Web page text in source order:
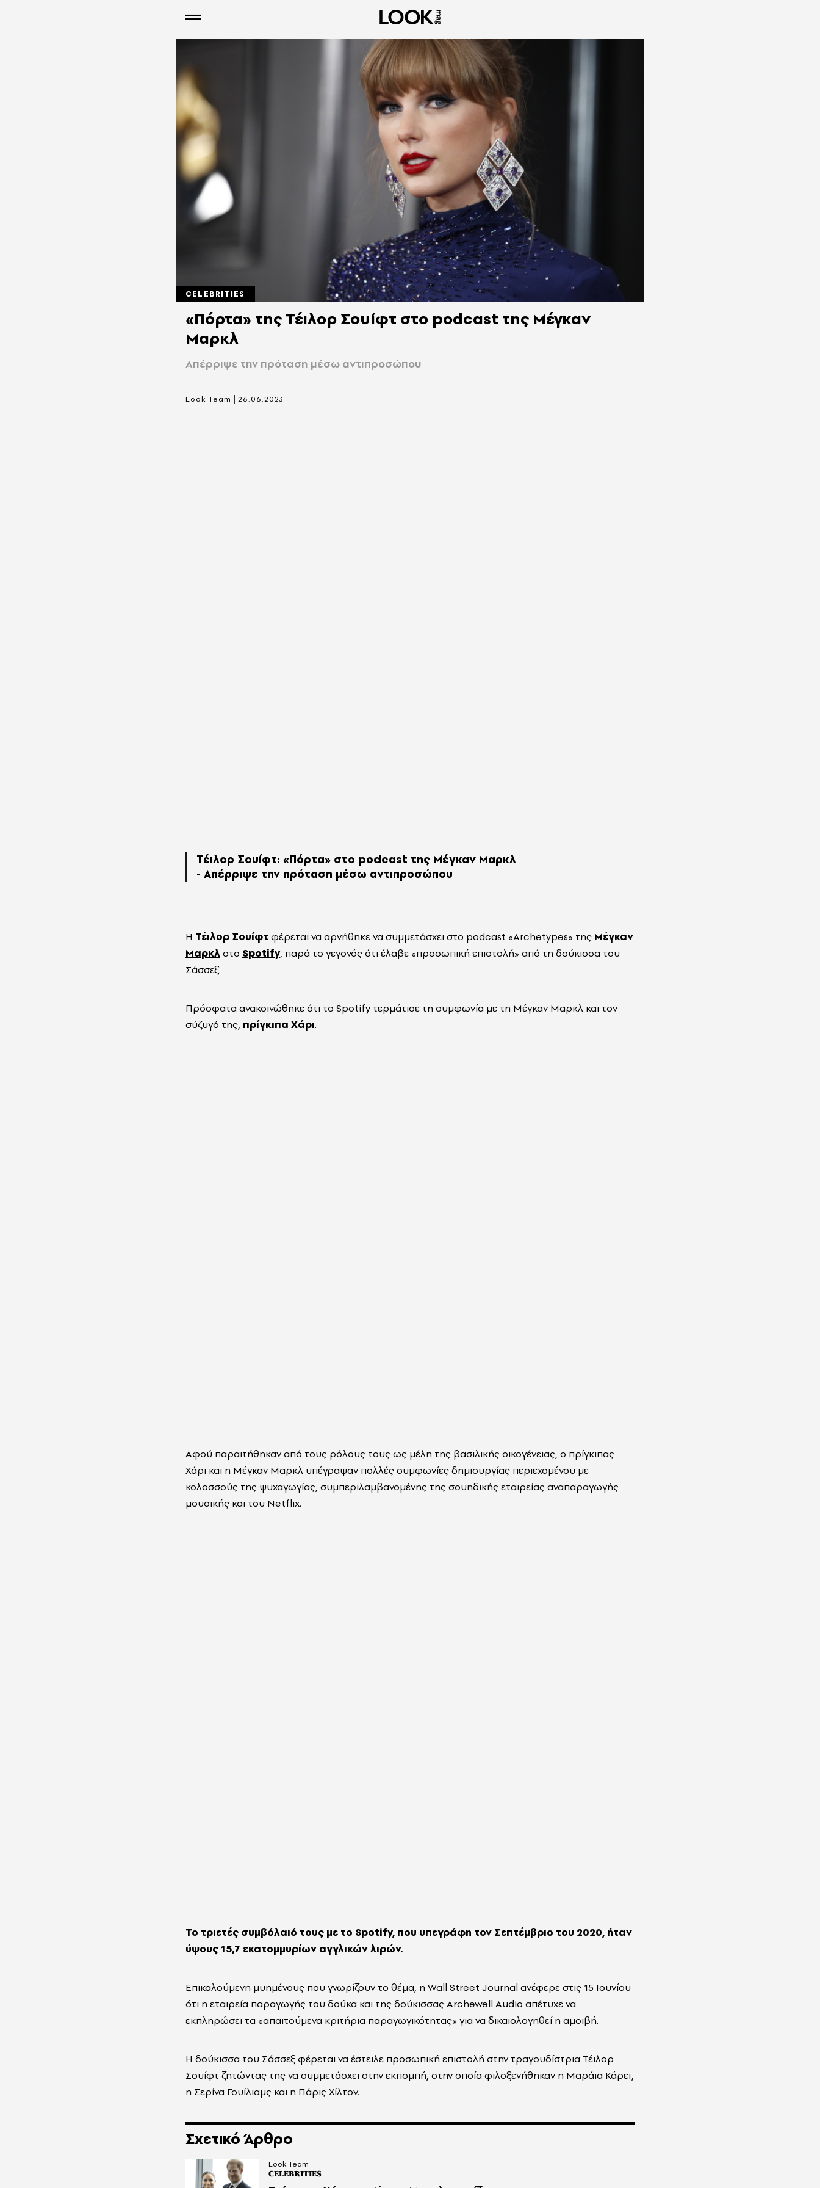
CELEBRITIES
«Πόρτα» της Τέιλορ Σουίφτ στο podcast της Μέγκαν
Μαρκλ
Απέρριψε την πρόταση μέσω αντιπροσώπου
Look Team | 26.06.2023
Τέιλορ Σουίφτ: «Πόρτα» στο podcast της Μέγκαν Μαρκλ
- Απέρριψε την πρόταση μέσω αντιπροσώπου
Η Τέιλορ Σουίφτ φέρεται να αρνήθηκε να συμμετάσχει στο podcast «Archetypes» της Μέγκαν
Μαρκλστο Spotify, παρά το γεγονός ότι έλαβε «προσωπική επιστολή» από τη δούκισσα του
Σάσσεξ.
Πρόσφατα ανακοινώθηκε ότι το Spotify τερμάτισε τη συμφωνία με τη Μέγκαν Μαρκλ και τον
σύζυγό της, πρίγκιπα Χάρι.
Αφού παραιτήθηκαν από τους ρόλους τους ως μέλη της βασιλικής οικογένειας, ο πρίγκιπας
Χάρι και η Μέγκαν Μαρκλ υπέγραψαν πολλές συμφωνίες δημιουργίας περιεχομένου με
κολοσσούς της ψυχαγωγίας, συμπεριλαμβανομένης της σουηδικής εταιρείας αναπαραγωγής
μουσικής και του Netflix.
Το τριετές συμβόλαιό τους με το Spotify, που υπεγράφη τον Σεπτέμβριο του 2020, ήταν
ύψους 15,7 εκατομμυρίων αγγλικών λιρών.
Επικαλούμενη μυημένους που γνωρίζουν το θέμα, η Wall Street Journal ανέφερε στις 15 Ιουνίου
ότι η εταιρεία παραγωγής του δούκα και της δούκισσας Archewell Audio απέτυχε να
εκπληρώσει τα «απαιτούμενα κριτήρια παραγωγικότητας» για να δικαιολογηθεί η αμοιβή.
Η δούκισσα του Σάσσεξ φέρεται να έστειλε προσωπική επιστολή στην τραγουδίστρια Τέιλορ
Σουίφτ ζητώντας της να συμμετάσχει στην εκπομπή, στην οποία φιλοξενήθηκαν η Μαράια Κάρεϊ,
η Σερίνα Γουίλιαμς και η Πάρις Χίλτον.
Σχετικό Άρθρο
CELEBRITIES
Look Team